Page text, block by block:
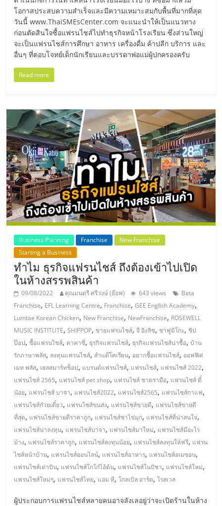
โอกาสประสบความสำเร็จและมีความเหมาะสมกับพื้นที่มากที่สุด
วันนี้ www.ThaiSMEsCenter.com จะแนะนำให้เป็นแนวทาง
ก่อนตัดสินใจซื้อแฟรนไชส์ไปทำธุรกิจหน้าโรงเรียน ซึ่งส่วนใหญ่
จะเป็นแฟรนไชส์การศึกษา อาหาร เครื่องดื่ม ค้าปลีก บริการ และ
อื่นๆ ที่ตอบโจทย์เด็กนักเรียนและบรรดาพ่อแม่ผู้ปกครองครับ
Read more
Business Planning Franchise
New Franchise
Starting a Business
ทำไม ธุรกิจแฟรนไชส์ ถึงต้องเข้าไปเปิด
ในห้างสรรพสินค้า
09/08/2022 คุณมนตรี ศรีวงษ์ (อ๊อฟ) 643 views
Bata
Franchise, EFL Learning Centre, Franchise,GEE English Academy,
Lumtae Korean Chicken, New Franchise, NewFranchise, ROSEWELL
MUSIC INSTITUTE,SHIPPOP,ขายแฟรนไชส์,จี อิงลิช, ชาฟูมิโกะ, ชิป
ป๊อป,ซื้อแฟรนไชส์, ดาคาซี่, ธุรกิจแฟรนไชส์, ธุรกิจแฟรนไชส์น่าซื้อ,บ้าน
รักภาษาพลัส, ลงทุนแฟรนไชส์, ลำแต๊โคเรียน, อยากซื้อแฟรนไชส์, ออฟฟิศ
เมท พลัส, เยลสมาร์ทช็อป, แบรนด์แฟรนไชส์, แฟรนไชส์, แฟรนไชส์ 2022,
แฟรนไชส์ 2565, แฟรนไชส์ pet shop, แฟรนไชส์ ชาตรามือ, แฟรนไชส์ ตี๋
น้อย, แฟรนไชส์ บาจา, แฟรนไชส์2022, แฟรนไชส์2565, แฟรนไชส์กาแฟ,
แฟรนไชส์ก๋วยเตี๋ยว, แฟรนไชส์ขนส่ง, แฟรนไชส์ขายดี, แฟรนไชส์ขายดี
ที่สุด, แฟรนไชส์ขายดีราคาถูก, แฟรนไชส์ชาไข่มุก, แฟรนไชส์ที่น่าสนใจ,
แฟรนไชส์น่าลงทุน, แฟรนไชส์บาจา, แฟรนไชส์มาใหม่, แฟรนไชส์มีอะไร
บ้าง, แฟรนไชส์ราคาถูก, แฟรนไชส์ลงทุนน้อย, แฟรนไชส์ลงทุนให้ฟรี, แฟรน
ไชส์หน้าบ้าน, แฟรนไชส์ออนไลน์, แฟรนไชส์อาหาร, แฟรนไชส์อเมซอน,
แฟรนไชส์เต่าบิน, แฟรนไชส์โกโก๋ไอ้ต้น, แฟรนไชส์โนบิชา, แฟรนไชส์ใหม่,
แฟรนไชส์ใหม่ๆ, แฟรนไชส์ไทย, แอม ที,โกลเบิล อาร์ต,โรสเวล
ผู้ประกอบการแฟรนไชส์หลายคนอาจลังเลอยู่ว่าจะเปิดร้านในห้าง